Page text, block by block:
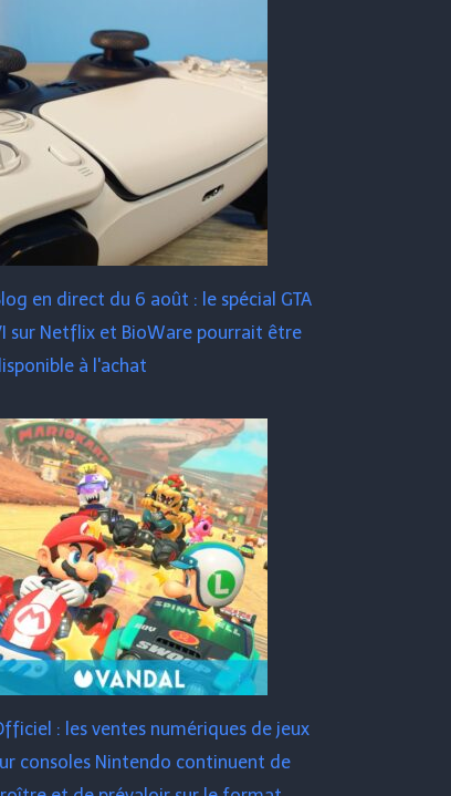
en direct du 6 août : le spécial GTA
sur Netflix et BioWare pourrait être
à l'achat
: les ventes numériques de jeux
consoles Nintendo continuent de